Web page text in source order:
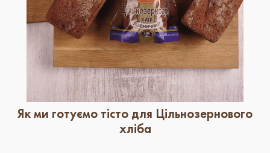
Як ми готуємо тісто для Цільнозернового
хліба